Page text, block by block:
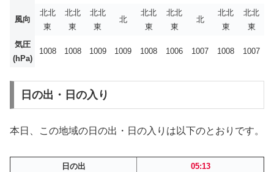
風向
北北
東
北北
東
北北
東
北
北北
東
北北
東
北
北北
東
北北
東
気圧
(hPa)
1008 1008 1009 1009 1008 1006 1007 1008 1007
日の出・日の入り
本日、この地域の日の出・日の入りは以下のとおりです。
日の出
05:13